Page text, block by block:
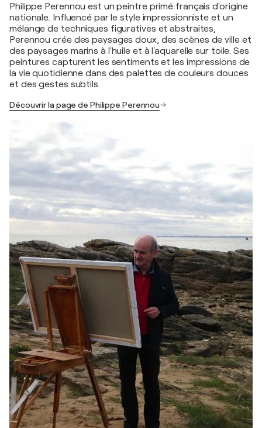
Philippe Perennou est un peintre primé français d'origine
nationale. Influencé par le style impressionniste et un
mélange de techniques figuratives et abstraites,
Perennou crée des paysages doux, des scènes de ville et
des paysages marins à l'huile et à l'aquarelle sur toile. Ses
peintures capturent les sentiments et les impressions de
la vie quotidienne dans des palettes de couleurs douces
et des gestes subtils.
Découvrir la page de Philippe Perennou